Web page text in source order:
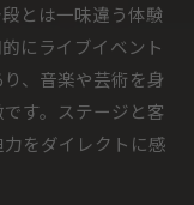
気作りとは
の工夫
び方ガイド
スの特徴
体験
とは一味違う体験
にライブイベント
、音楽や芸術を身
す。ステージと客
をダイレクトに感